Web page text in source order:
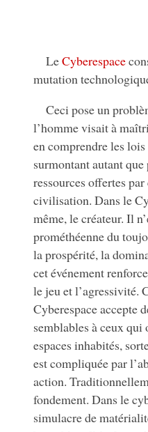
LeCyberespace
mutation
Ceci pose un
l’homme visait à
en comprendre les
surmontant autant
ressources offertes
civilisation. Dans le
même, le créateur. Il
prométhéenne du
la prospérité, la
cet événement
le jeu et l’agressivité.
Cyberespace accepte
semblables à ceux
espaces inhabités,
est compliquée par
action.
fondement. Dans le
simulacre de